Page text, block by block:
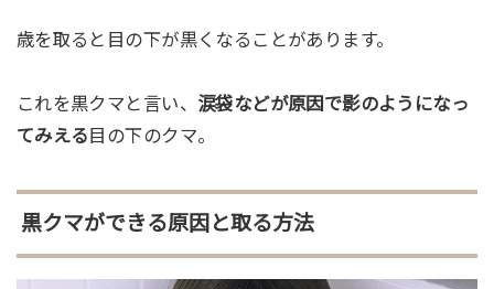
歳を取ると目の下が黒くなることがあります。
これを黒クマと言い、 涙袋などが原因で影のようになっ
てみえる 目の下のクマ。
黒クマができる原因と取る方法